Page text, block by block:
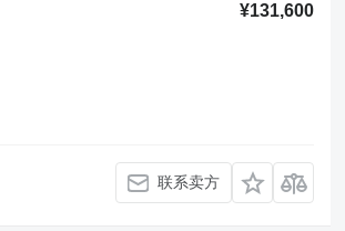
¥131,600
联系卖方